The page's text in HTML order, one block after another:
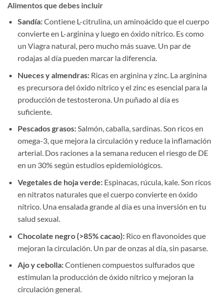
Alimentos que debes incluir
Sandía:Contiene L-citrulina, un aminoácido que el cuerpo
convierte en L-arginina y luego en óxido nítrico. Es como
un Viagra natural, pero mucho más suave. Un par de
rodajas al día pueden marcar la diferencia.
Nueces y almendras:Ricas en arginina y zinc. La arginina
es precursora del óxido nítrico y el zinc es esencial para la
producción de testosterona. Un puñado al día es
suficiente.
Pescados grasos:Salmón, caballa, sardinas. Son ricos en
omega-3, que mejora la circulación y reduce la inflamación
arterial. Dos raciones a la semana reducen el riesgo de DE
en un 30% según estudios epidemiológicos.
Vegetales de hoja verde:Espinacas, rúcula, kale. Son ricos
en nitratos naturales que el cuerpo convierte en óxido
nítrico. Una ensalada grande al día es una inversión en tu
salud sexual.
Chocolate negro (>85% cacao):Rico en flavonoides que
mejoran la circulación. Un par de onzas al día, sin pasarse.
Ajo y cebolla:Contienen compuestos sulfurados que
estimulan la producción de óxido nítrico y mejoran la
circulación general.